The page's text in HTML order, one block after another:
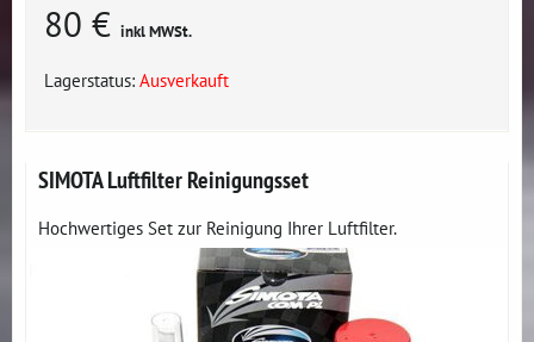
80 € inkl MWSt.
Lagerstatus: Ausverkauft
SIMOTA Luftfilter Reinigungsset
Hochwertiges Set zur Reinigung Ihrer Luftfilter.